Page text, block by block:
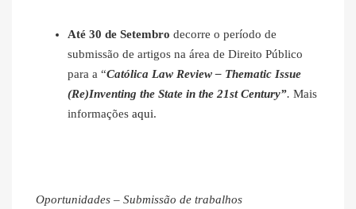
Até 30 de Setembro decorre o período de
submissão de artigos na área de Direito Público
para a “Católica Law Review – Thematic Issue
(Re)Inventing the State in the 21st Century”. Mais
informações aqui.
Oportunidades – Submissão de trabalhos